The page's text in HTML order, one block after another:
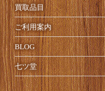
買取品目
ご利用案内
BLOG
七ツ堂